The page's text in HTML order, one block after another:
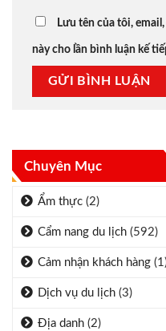
Chuyên Mục
Ẩm thực (2)
Cẩm nang du lịch (592)
Cảm nhận khách hàng
Dịch vụ du lịch (3)
Địa danh (2)
Lưu tên của tôi,
này cho lần bình luận kế